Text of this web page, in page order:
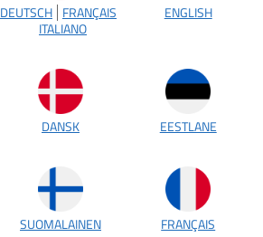
DEUTSCH FRANÇAIS
ITALIANO
ENGLISH
DANSK EESTLANE
SUOMALAINEN FRANÇAIS